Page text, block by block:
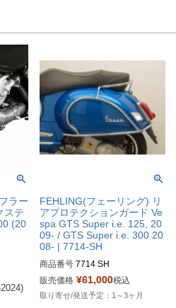
ラー
ステ
(20
FEHLING(フェーリング) リ
アプロテクションガード Ve
spa GTS Super i.e. 125, 20
09- / GTS Super i.e. 300 20
08- | 7714-SH
商品番号 7714 SH
販売価格 ¥61,000税込
1～3ヶ月